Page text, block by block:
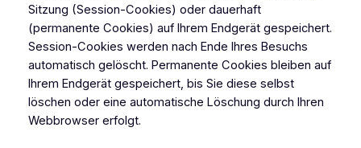
Sitzung (Session-Cookies) oder dauerhaft
(permanente Cookies) auf Ihrem Endgerät gespeichert.
Session-Cookies werden nach Ende Ihres Besuchs
automatisch gelöscht. Permanente Cookies bleiben auf
Ihrem Endgerät gespeichert, bis Sie diese selbst
löschen oder eine automatische Löschung durch Ihren
Webbrowser erfolgt.